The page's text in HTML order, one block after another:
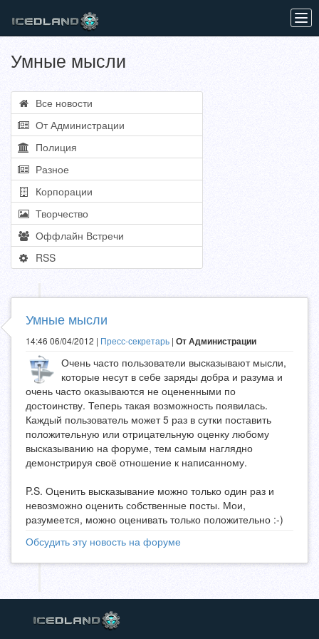
Умные мысли
Все новости
От Администрации
Полиция
Разное
Корпорации
Творчество
Оффлайн Встречи
RSS
Умные мысли
14:46 06/04/2012 | Пресс-секретарь | От Администрации
Очень часто пользователи высказывают мысли,
которые несут в себе заряды добра и разума и
очень часто оказываются не оцененными по
достоинству. Теперь такая возможность появилась.
Каждый пользователь может 5 раз в сутки поставить
положительную или отрицательную оценку любому
высказыванию на форуме, тем самым наглядно
демонстрируя своё отношение к написанному.
P.S. Оценить высказывание можно только один раз и
невозможно оценить собственные посты. Мои,
разумеется, можно оценивать только положительно :-)
Обсудить эту новость на форуме